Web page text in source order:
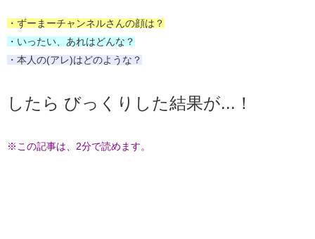
・ずーまーチャンネルさんの顔は？
・いったい、あれはどんな？
・本人の(アレ)はどのような？
したら びっくりした結果が...！
※この記事は、2分で読めます。